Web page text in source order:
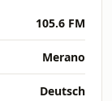
105.6 FM
Merano
Deutsch